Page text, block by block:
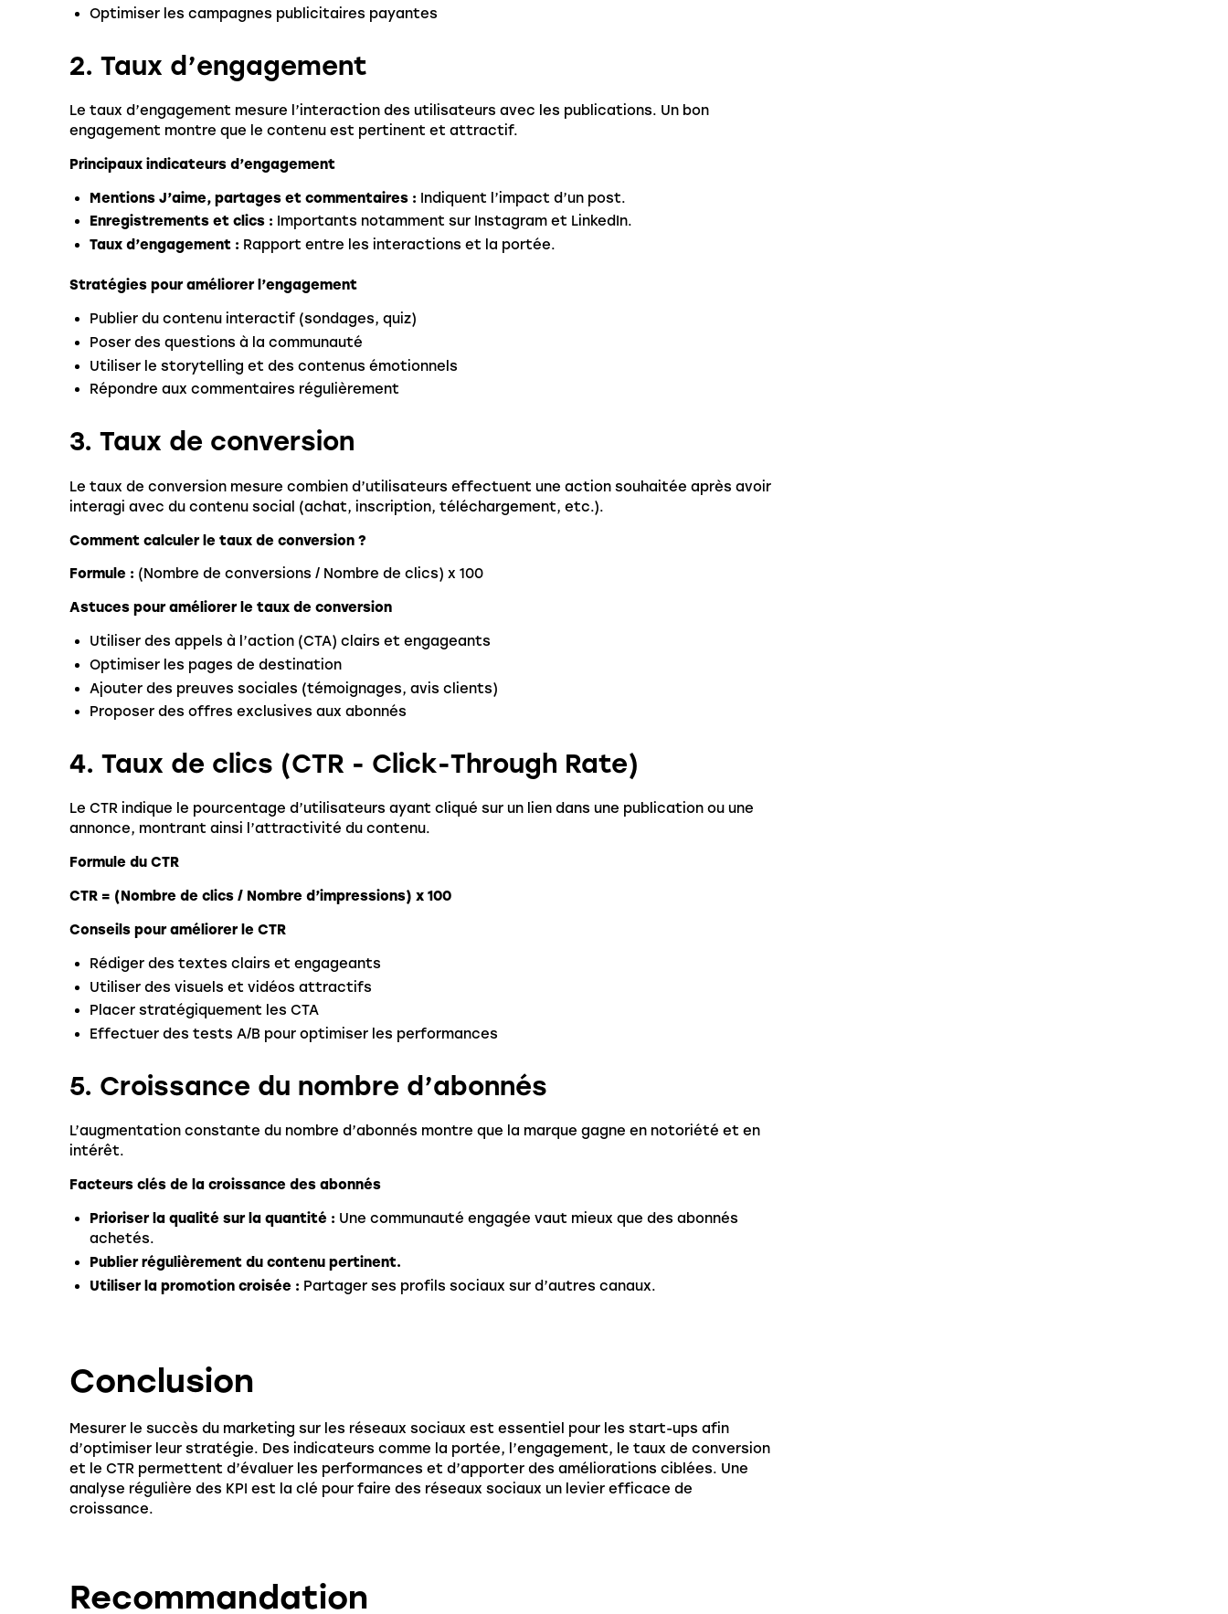
Optimiser les campagnes publicitaires payantes
2. Taux d’engagement
Le taux d’engagement mesure l’interaction des utilisateurs avec les publications. Un bon
engagement montre que le contenu est pertinent et attractif.
Principaux indicateurs d’engagement
Mentions J’aime, partages et commentaires : Indiquent l’impact d’un post.
Enregistrements et clics : Importants notamment sur Instagram et LinkedIn.
Taux d’engagement : Rapport entre les interactions et la portée.
Stratégies pour améliorer l’engagement
Publier du contenu interactif (sondages, quiz)
Poser des questions à la communauté
Utiliser le storytelling et des contenus émotionnels
Répondre aux commentaires régulièrement
3. Taux de conversion
Le taux de conversion mesure combien d’utilisateurs effectuent une action souhaitée après avoir
interagi avec du contenu social (achat, inscription, téléchargement, etc.).
Comment calculer le taux de conversion ?
Formule : (Nombre de conversions / Nombre de clics) x 100
Astuces pour améliorer le taux de conversion
Utiliser des appels à l’action (CTA) clairs et engageants
Optimiser les pages de destination
Ajouter des preuves sociales (témoignages, avis clients)
Proposer des offres exclusives aux abonnés
4. Taux de clics (CTR - Click-Through Rate)
Le CTR indique le pourcentage d’utilisateurs ayant cliqué sur un lien dans une publication ou une
annonce, montrant ainsi l’attractivité du contenu.
Formule du CTR
CTR = (Nombre de clics / Nombre d’impressions) x 100
Conseils pour améliorer le CTR
Rédiger des textes clairs et engageants
Utiliser des visuels et vidéos attractifs
Placer stratégiquement les CTA
Effectuer des tests A/B pour optimiser les performances
5. Croissance du nombre d’abonnés
L’augmentation constante du nombre d’abonnés montre que la marque gagne en notoriété et en
intérêt.
Facteurs clés de la croissance des abonnés
Prioriser la qualité sur la quantité : Une communauté engagée vaut mieux que des abonnés
achetés.
Publier régulièrement du contenu pertinent.
Utiliser la promotion croisée : Partager ses profils sociaux sur d’autres canaux.
Conclusion
Mesurer le succès du marketing sur les réseaux sociaux est essentiel pour les start-ups afin
d’optimiser leur stratégie. Des indicateurs comme la portée, l’engagement, le taux de conversion
et le CTR permettent d’évaluer les performances et d’apporter des améliorations ciblées. Une
analyse régulière des KPI est la clé pour faire des réseaux sociaux un levier efficace de
croissance.
Recommandation